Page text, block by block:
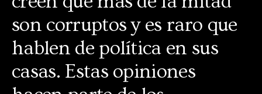
son corruptos y es raro que
hablen de política en sus
casas. Estas opiniones